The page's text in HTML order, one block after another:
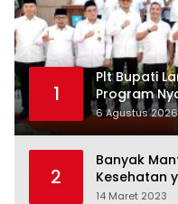
1
Plt Bupati
Program
6 Agustus 2026
2
Banyak
Kesehatan
14 Maret 2023